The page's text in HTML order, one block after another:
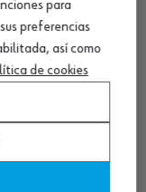
para
preferencias
así como
de cookies